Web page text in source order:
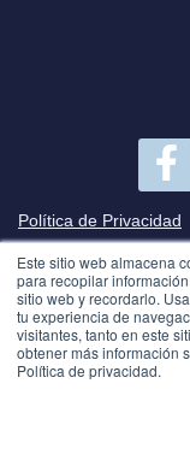
Este sitio web almacena
para recopilar
sitio web y recordarlo.
tu experiencia de
visitantes, tanto en este
obtener más información
Política de privacidad.
Política de Privacidad
Política de SGSI